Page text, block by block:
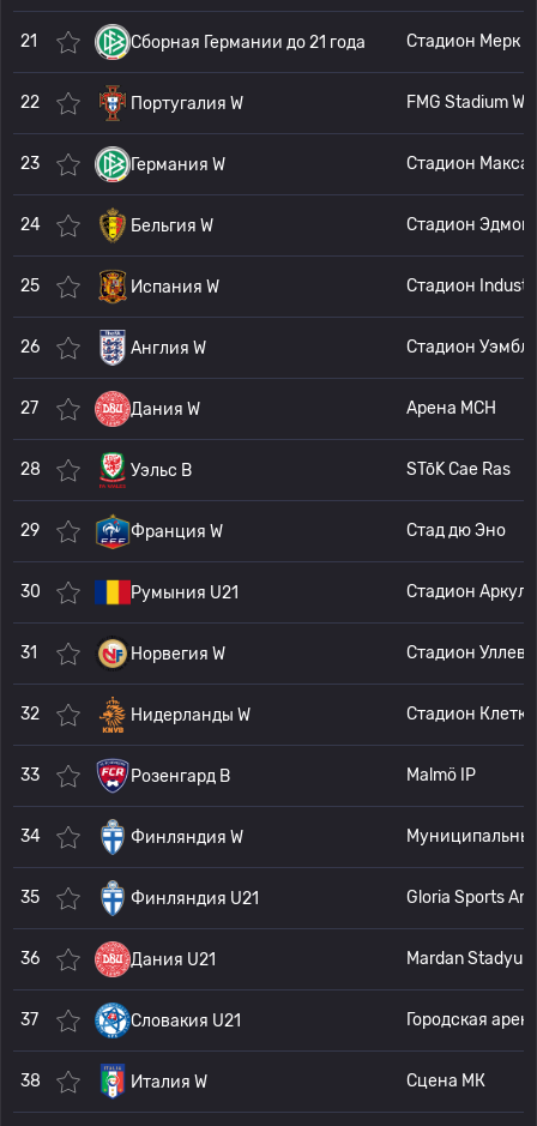
21 Сборная Германии до 21 года
22 Португалия W
23 Германия W
24 Бельгия W
25 Испания W
26 Англия W Стадион
27 Дания W Арена MCH
28 Уэльс В STōK Cae Ras
29 Франция W Стад дю Эно
30 Румыния U21
31 Норвегия W
32 Нидерланды W Стадион Клетка
33 Розенгард В Malmö IP
34 Финляндия W
35 Финляндия U21
36 Дания U21 Mardan
37 Словакия U21
38 Италия W Сцена МК